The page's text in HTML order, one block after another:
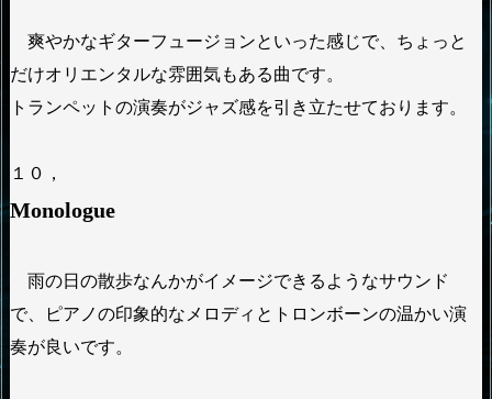
爽やかなギターフュージョンといった感じで、ちょっと
だけオリエンタルな雰囲気もある曲です。
トランペットの演奏がジャズ感を引き立たせております。
１０，
Monologue
雨の日の散歩なんかがイメージできるようなサウンド
で、ピアノの印象的なメロディとトロンボーンの温かい演
奏が良いです。